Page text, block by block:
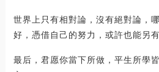
世界上只有相對論，沒有絕對論，
好，憑借自己的努力，或許也能另有
最后，君愿你當下所做，平生所學